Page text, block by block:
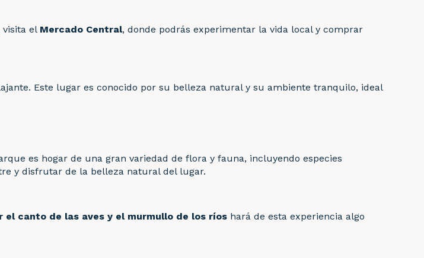
visita el Mercado Central, donde podrás experimentar la vida local y comprar
Este lugar es conocido por su belleza natural y su ambiente tranquilo, ideal
es hogar de una gran variedad de flora y fauna, incluyendo especies
y disfrutar de la belleza natural del lugar.
el canto de las aves y el murmullo de los ríos hará de esta experiencia algo